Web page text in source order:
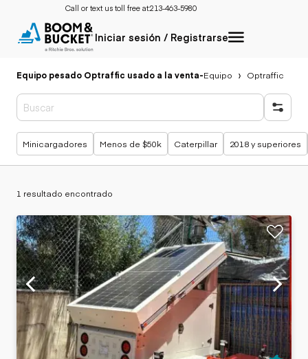
Call or text us toll free at:213-463-5980
Iniciar sesión / Registrarse
Equipo pesado Optraffic usado a la venta-Equipo Optraffic
Búsquedas populares
Minicargadores Menos de $50k Caterpillar 2018 y superiores
1 resultado encontrado